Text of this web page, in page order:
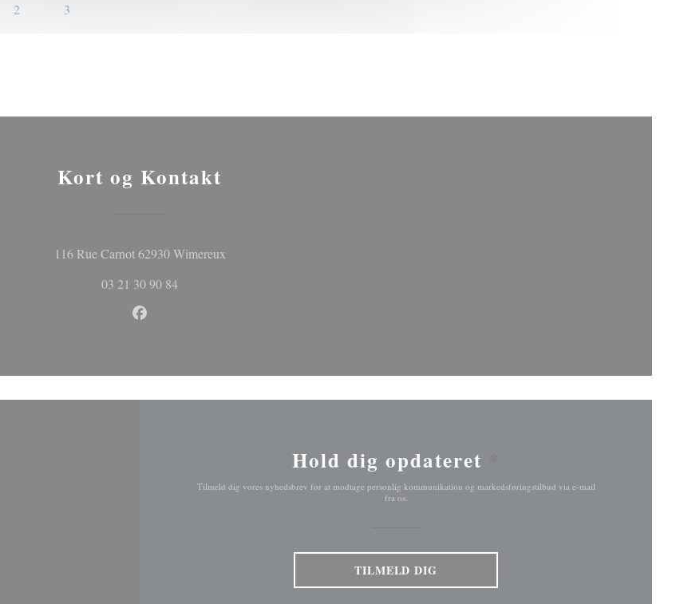
2 3
Kort og Kontakt
116 Rue Carnot 62930 Wimereux((åbner i et nyt vindue))
03 21 30 90 84
Facebook ((åbner i et nyt vindue))
Hold dig opdateret
Tilmeld dig vores nyhedsbrev for at modtage personlig kommunikation og markedsføringstilbud via e-mail
fra os.
TILMELD DIG